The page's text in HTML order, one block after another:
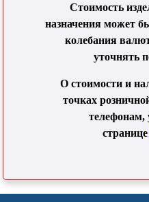
Стоимость
назначения может
колебания
уточнять
О стоимости и
точках
телефонам,
странице